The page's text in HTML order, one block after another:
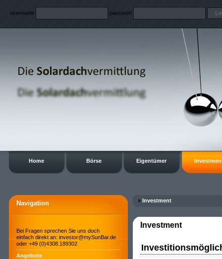
username passwort
Home Börse Eigentümer
Navigation
Bei Fragen sprechen Sie uns doch
einfach direkt an: investor@mySunBar.de
oder +49 (0)4308.189302
Angebote
» Investment
Investment